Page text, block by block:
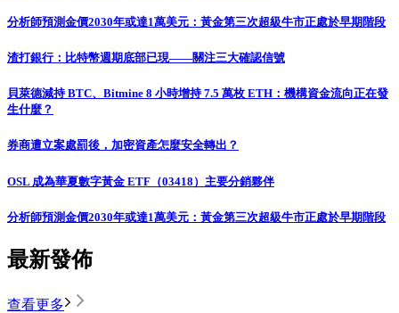
分析師預測金價2030年或達1萬美元：黃金第三次超級牛市正處於早期階段
渣打銀行：比特幣週期底部已現——關注三大確認信號
貝萊德減持 BTC、Bitmine 8 小時增持 7.5 萬枚 ETH：機構資金流向正在發
生什麼？
券商遭立案處罰後，加密資產怎麼安全轉出？
OSL 成為華夏數字黃金 ETF（03418）主要分銷夥伴
分析師預測金價2030年或達1萬美元：黃金第三次超級牛市正處於早期階段
最新發佈
查看更多